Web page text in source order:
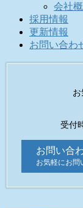
会社
採用情報
更新情報
お問い合わ
お
受付
お問い合
お気軽にお問